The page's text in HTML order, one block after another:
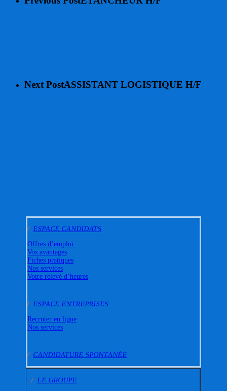
Next PostASSISTANT LOGISTIQUE H/F
/ ESPACE CANDIDATS
Offres d’emploi
Vos avantages
Fiches pratiques
Nos services
Votre relevé d’heures
/ ESPACE ENTREPRISES
Recruter en ligne
Nos services
/ CANDIDATURE SPONTANÉE
/ LE GROUPE